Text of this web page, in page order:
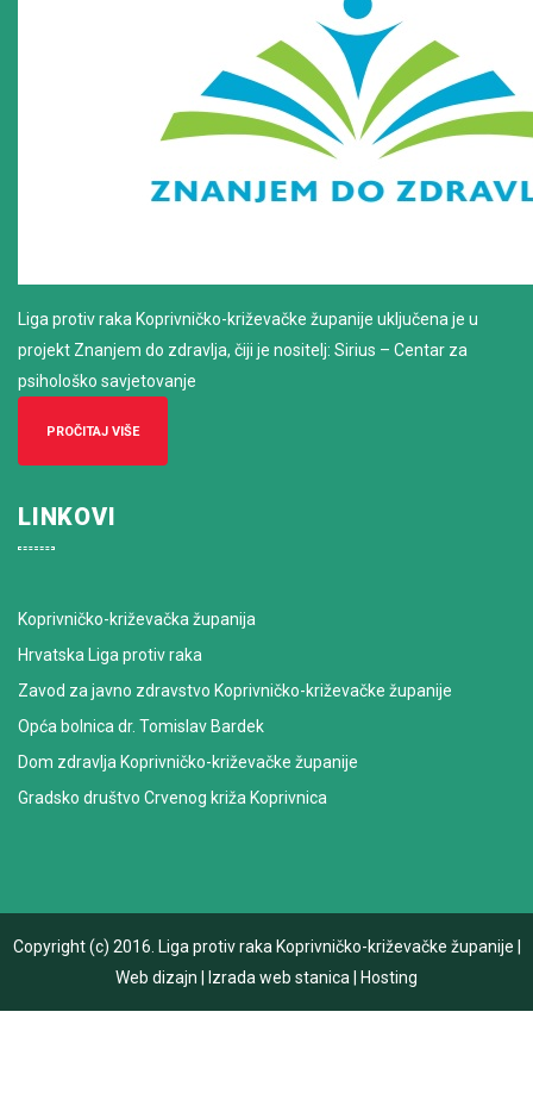
Liga protiv raka Koprivničko-križevačke županije uključena je u
projekt Znanjem do zdravlja, čiji je nositelj: Sirius – Centar za
psihološko savjetovanje
PROČITAJ VIŠE
LINKOVI
Koprivničko-križevačka županija
Hrvatska Liga protiv raka
Zavod za javno zdravstvo Koprivničko-križevačke županije
Opća bolnica dr. Tomislav Bardek
Dom zdravlja Koprivničko-križevačke županije
Gradsko društvo Crvenog križa Koprivnica
Copyright (c) 2016. Liga protiv raka Koprivničko-križevačke županije
Web dizajn
Izrada web stanica Hosting